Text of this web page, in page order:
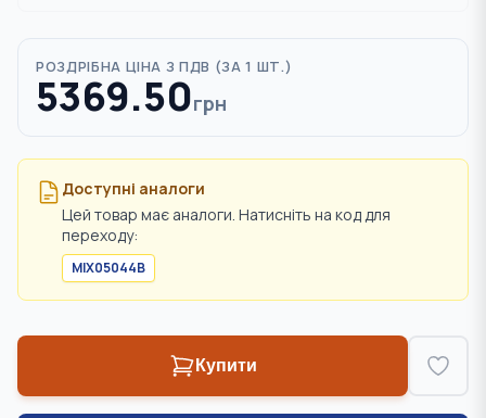
РОЗДРІБНА ЦІНА З ПДВ (ЗА 1 ШТ.)
5369.50грн
Доступні аналоги
Цей товар має аналоги. Натисніть на код для
переходу:
MIX05044B
Купити